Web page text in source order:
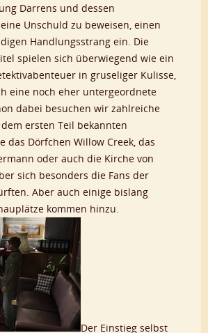
Darrens und dessen
Unschuld zu beweisen, einen
Handlungsstrang ein. Die
spielen sich überwiegend wie ein
in gruseliger Kulisse,
eine noch eher untergeordnete
dabei besuchen wir zahlreiche
ersten Teil bekannten
das Dörfchen Willow Creek, das
oder auch die Kirche von
sich besonders die Fans der
Aber auch einige bislang
kommen hinzu.
Der Einstieg selbst